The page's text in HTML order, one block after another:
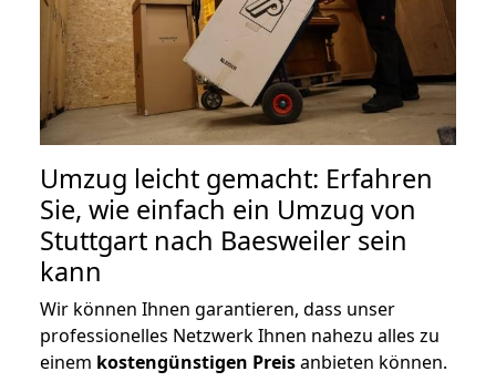
Umzug leicht gemacht: Erfahren
Sie, wie einfach ein Umzug von
Stuttgart nach Baesweiler sein
kann
Wir können Ihnen garantieren, dass unser
professionelles Netzwerk Ihnen nahezu alles zu
einem kostengünstigen Preisanbieten können.